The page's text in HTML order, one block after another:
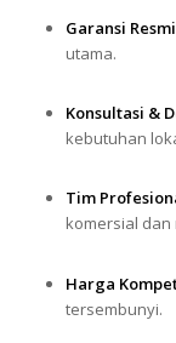
Garansi
utama.
Konsultasi &
kebutuhan
Tim
komersial
Harga
tersembunyi.